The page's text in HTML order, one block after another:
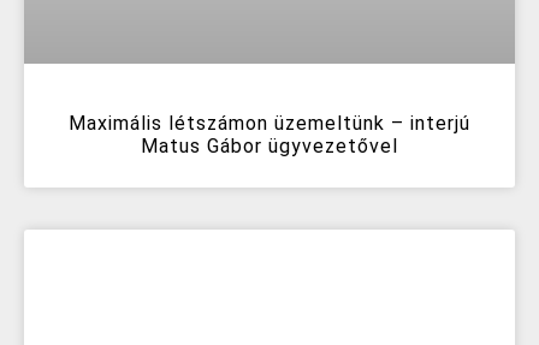
Maximális létszámon üzemeltünk – interjú
Matus Gábor ügyvezetővel